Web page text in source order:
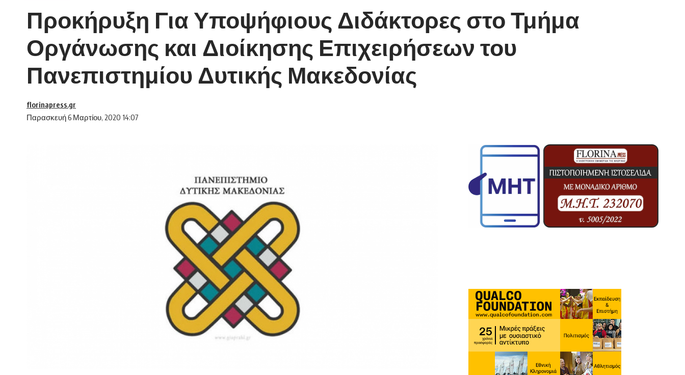
Προκήρυξη Για Υποψήφιους Διδάκτορες στο Τμήμα
Οργάνωσης και Διοίκησης Επιχειρήσεων του
Πανεπιστημίου Δυτικής Μακεδονίας
Παρασκευή 6 Μαρτίου, 2020 14:07
florinapress.gr